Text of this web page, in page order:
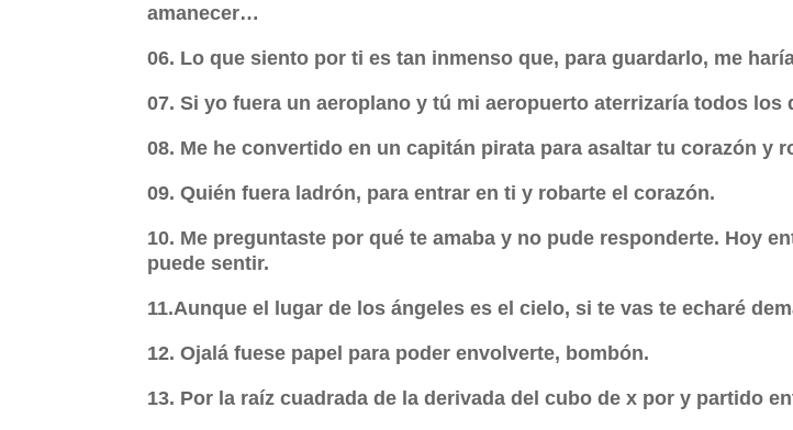
amanecer…
06. Lo que siento por ti es tan inmenso que, para guardarlo, me
07. Si yo fuera un aeroplano y tú mi aeropuerto aterrizaría todos
08. Me he convertido en un capitán pirata para asaltar tu corazón y
09. Quién fuera ladrón, para entrar en ti y robarte el corazón.
10. Me preguntaste por qué te amaba y no pude responderte. Hoy
puede sentir.
11.Aunque el lugar de los ángeles es el cielo, si te vas te echaré
12. Ojalá fuese papel para poder envolverte, bombón.
13. Por la raíz cuadrada de la derivada del cubo de x por y partido